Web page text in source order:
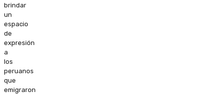
brindar
un
espacio
de
expresión
a
los
peruanos
que
emigraron